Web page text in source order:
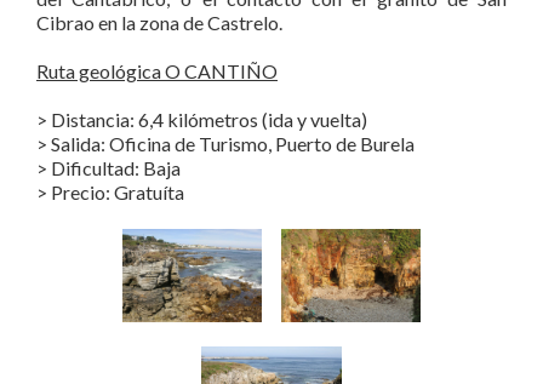
Cibrao en la zona de Castrelo.
Ruta geológica O CANTIÑO
> Distancia: 6,4 kilómetros (ida y vuelta)
> Salida: Oficina de Turismo, Puerto de Burela
> Dificultad: Baja
> Precio: Gratuíta